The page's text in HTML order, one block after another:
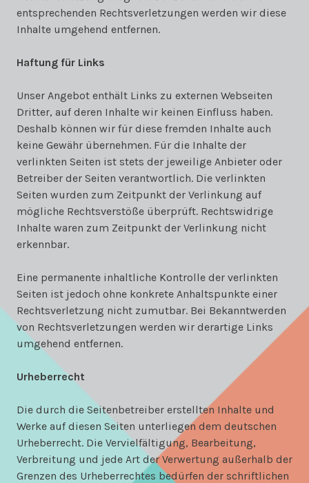
entsprechenden Rechtsverletzungen werden wir diese
Inhalte umgehend entfernen.
Haftung für Links
Unser Angebot enthält Links zu externen Webseiten
Dritter, auf deren Inhalte wir keinen Einfluss haben.
Deshalb können wir für diese fremden Inhalte auch
keine Gewähr übernehmen. Für die Inhalte der
verlinkten Seiten ist stets der jeweilige Anbieter oder
Betreiber der Seiten verantwortlich. Die verlinkten
Seiten wurden zum Zeitpunkt der Verlinkung auf
mögliche Rechtsverstöße überprüft. Rechtswidrige
Inhalte waren zum Zeitpunkt der Verlinkung nicht
erkennbar.
Eine permanente inhaltliche Kontrolle der verlinkten
Seiten ist jedoch ohne konkrete Anhaltspunkte einer
Rechtsverletzung nicht zumutbar. Bei Bekanntwerden
von Rechtsverletzungen werden wir derartige Links
umgehend entfernen.
Urheberrecht
Die durch die Seitenbetreiber erstellten Inhalte und
Werke auf diesen Seiten unterliegen dem deutschen
Urheberrecht. Die Vervielfältigung, Bearbeitung,
Verbreitung und jede Art der Verwertung außerhalb der
Grenzen des Urheberrechtes bedürfen der schriftlichen